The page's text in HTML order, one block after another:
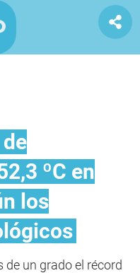
ºC en
los
de un grado el récord